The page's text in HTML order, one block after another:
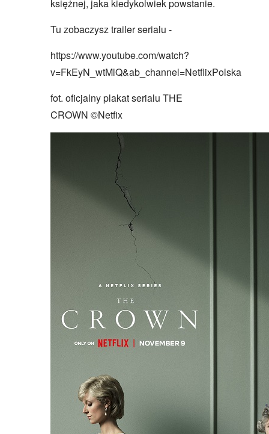
księżnej, jaka kiedykolwiek powstanie.
Tu zobaczysz trailer serialu -
https://www.youtube.com/watch?
v=FkEyN_wtMlQ&ab_channel=NetflixPolska
fot. oficjalny plakat serialu THE
CROWN ©Netfix